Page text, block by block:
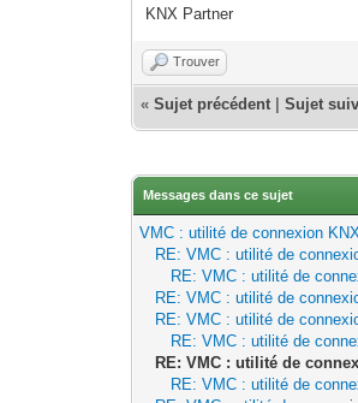
KNX Partner
Trouver
«Sujet précédent |Sujet
Messages dans ce sujet
VMC : utilité de connexion KNX
RE: VMC : utilité de
RE: VMC : utilité de
RE: VMC : utilité de
RE: VMC : utilité de
RE: VMC : utilité de
RE: VMC : utilité de
RE: VMC : utilité de